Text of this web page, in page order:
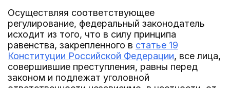
Осуществляя соответствующее
регулирование, федеральный законодатель
исходит из того, что в силу принципа
равенства, закрепленного в статье 19
Конституции Российской Федерации, все лица,
совершившие преступления, равны перед
законом и подлежат уголовной